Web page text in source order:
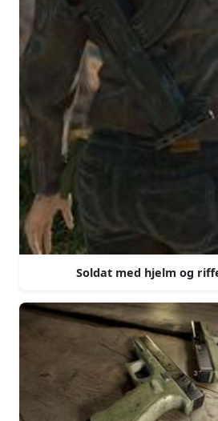
Soldat med hjelm og